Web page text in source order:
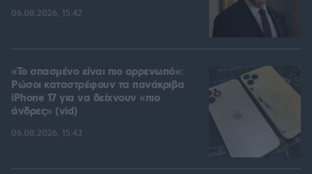
06.08.2026, 15:42
«Το σπασμένο είναι πιο αρρενωπό»:
Ρώσοι καταστρέφουν τα πανάκριβα
iPhone 17 για να δείχνουν «πιο
άνδρες» (vid)
06.08.2026, 15:43